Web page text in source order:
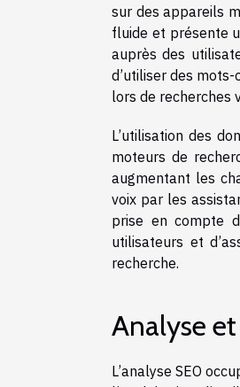
sur des appareils
fluide et présente
auprès des
d’utiliser des
lors de recherches
L’utilisation des
moteurs de
augmentant les
voix par les
prise en compte
utilisateurs et
recherche.
Analyse
L’analyse SEO